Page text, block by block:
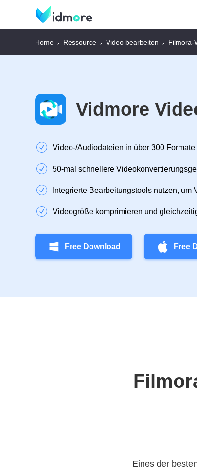
Home Ressource Video bearbeiten Filmora-
Vidmore
Video‑/Audiodateien in über 300
50‑mal schnellere
Integrierte Bearbeitungstools nutzen, um
Videogröße komprimieren und
Free Download Free
Eines der